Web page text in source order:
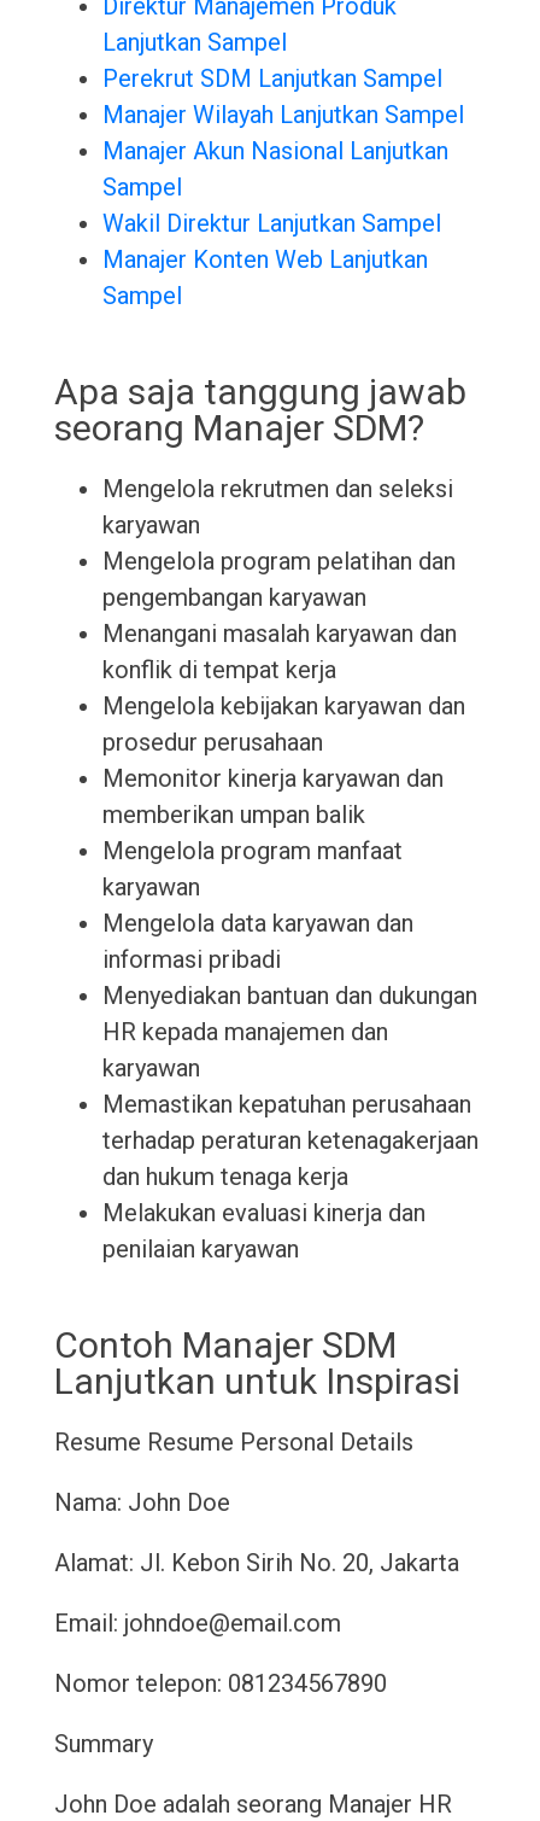
Direktur Manajemen Produk
Lanjutkan Sampel
Perekrut SDM Lanjutkan Sampel
Manajer Wilayah Lanjutkan Sampel
Manajer Akun Nasional Lanjutkan
Sampel
Wakil Direktur Lanjutkan Sampel
Manajer Konten Web Lanjutkan
Sampel
Apa saja tanggung jawab
seorang Manajer SDM?
Mengelola rekrutmen dan seleksi
karyawan
Mengelola program pelatihan dan
pengembangan karyawan
Menangani masalah karyawan dan
konflik di tempat kerja
Mengelola kebijakan karyawan dan
prosedur perusahaan
Memonitor kinerja karyawan dan
memberikan umpan balik
Mengelola program manfaat
karyawan
Mengelola data karyawan dan
informasi pribadi
Menyediakan bantuan dan dukungan
HR kepada manajemen dan
karyawan
Memastikan kepatuhan perusahaan
terhadap peraturan ketenagakerjaan
dan hukum tenaga kerja
Melakukan evaluasi kinerja dan
penilaian karyawan
Contoh Manajer SDM
Lanjutkan untuk Inspirasi
Resume Resume Personal Details
Nama: John Doe
Alamat: Jl. Kebon Sirih No. 20, Jakarta
Email: johndoe@email.com
Nomor telepon: 081234567890
Summary
John Doe adalah seorang Manajer HR